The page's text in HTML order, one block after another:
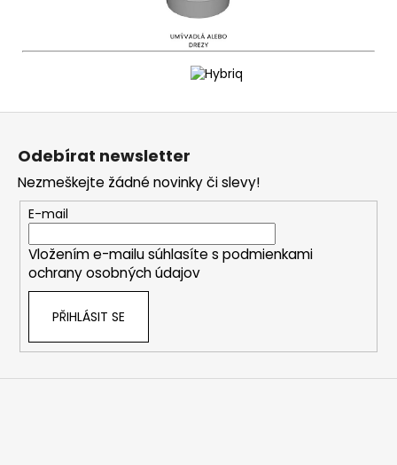
Odebírat newsletter
Nezmeškejte žádné novinky či slevy!
E-mail
Vložením e-mailu súhlasíte s podmienkami
ochrany osobných údajov
PŘIHLÁSIT SE